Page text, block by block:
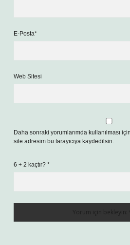
E-Posta*
Web Sitesi
Daha sonraki yorumlarımda kullanılması
site adresim bu tarayıcıya kaydedilsin.
6 + 2 kaçtır? *